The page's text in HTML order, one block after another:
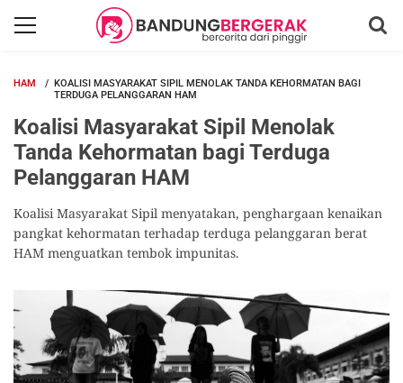
HAM
KOALISI MASYARAKAT SIPIL MENOLAK TANDA KEHORMATAN BAGI
TERDUGA PELANGGARAN HAM
Koalisi Masyarakat Sipil Menolak
Tanda Kehormatan bagi Terduga
Pelanggaran HAM
Koalisi Masyarakat Sipil menyatakan, penghargaan kenaikan
pangkat kehormatan terhadap terduga pelanggaran berat
HAM menguatkan tembok impunitas.